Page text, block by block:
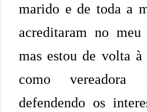
marido e de toda a
acreditaram no
mas estou de volta à
como vereadora
defendendo os